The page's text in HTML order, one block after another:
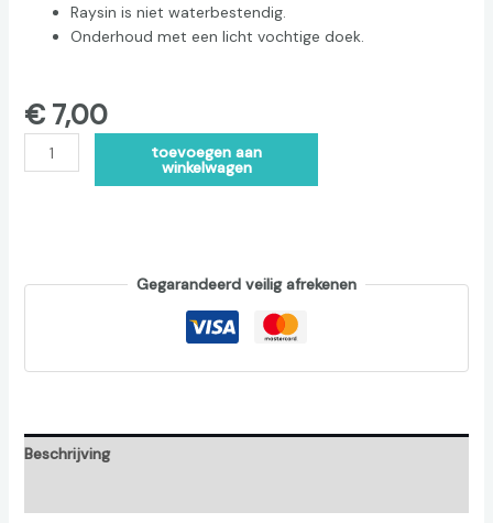
Raysin is niet waterbestendig.
Onderhoud met een licht vochtige doek.
€7,00
toevoegen aan
winkelwagen
Gegarandeerd veilig afrekenen
Beschrijving